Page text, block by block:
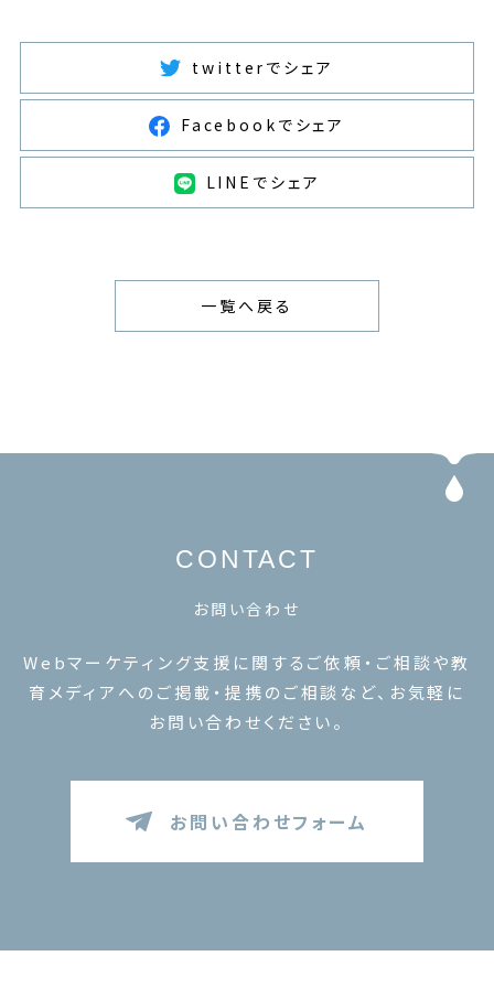
twitterでシェア
Facebookでシェア
LINEでシェア
一覧へ戻る
CONTACT
お問い合わせ
Webマーケティング支援に関するご依頼・ご相談や教
育メディアへのご掲載・提携のご相談など、お気軽に
お問い合わせください。
お問い合わせフォーム